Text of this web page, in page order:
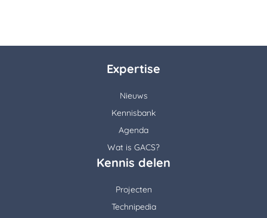
Expertise
Nieuws
Kennisbank
Agenda
Wat is GACS?
Kennis delen
Projecten
Technipedia